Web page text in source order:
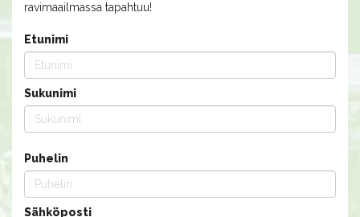
ravimaailmassa tapahtuu!
Etunimi
Sukunimi
Puhelin
Sähköposti